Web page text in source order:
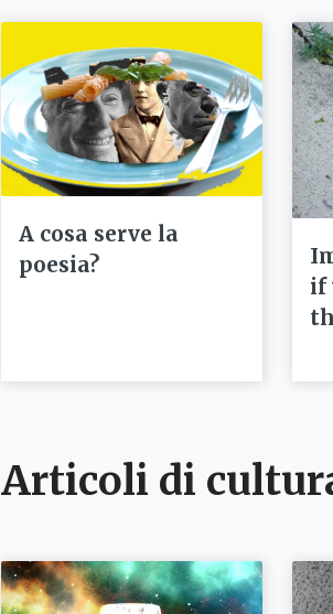
A cosa serve la
poesia?
if
Articoli di